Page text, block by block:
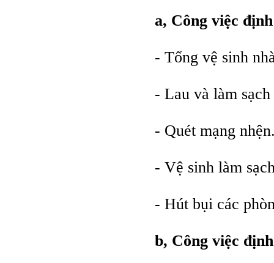
a, Công việc
- Tổng vệ sinh
- Lau và làm
- Quét mạng
- Vệ sinh làm
- Hút bụi các
b, Công việc